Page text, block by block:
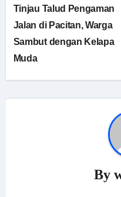
pos
Tinjau Talud Pengaman
Jalan di Pacitan, Warga
Sambut dengan Kelapa
Muda
By